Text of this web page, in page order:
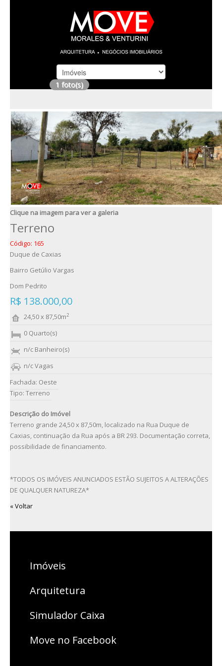
1 foto(s)
Clique na imagem para ver a galeria
Terreno
Código: 165
Duque de Caxias
Bairro Getúlio Vargas
Dom Pedrito
R$ 138.000,00
24,50 x 87,50m2
0 Quarto(s)
n/c Banheiro(s)
n/c Vagas
Fachada: Oeste
Tipo: Terreno
Descrição do Imóvel
Terreno grande 24,50 x 87,50m, localizado na Rua Duque de
Caxias, continuação da Rua após a BR 293. Documentação correta,
possibilidade de financiamento.
*TODOS OS IMÓVEIS ANUNCIADOS ESTÃO SUJEITOS A ALTERAÇÕES
DE QUALQUER NATUREZA*
« Voltar
Imóveis
Arquitetura
Simulador Caixa
Move no Facebook